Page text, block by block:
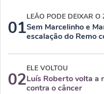
01
LEÃO PODE DEIXAR O
Sem Marcelinho e
escalação do Remo
02
ELE VOLTOU
Luís Roberto volta a
contra o câncer